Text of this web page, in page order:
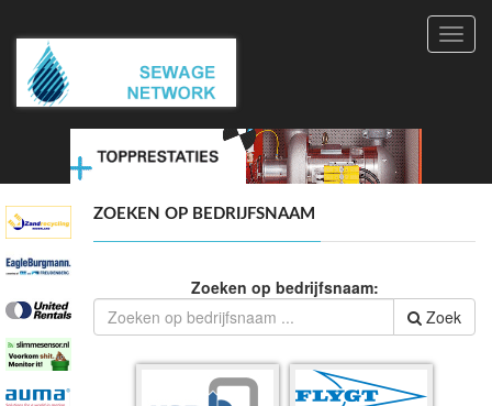
ZOEKEN OP BEDRIJFSNAAM
Zoeken op bedrijfsnaam:
Zoek